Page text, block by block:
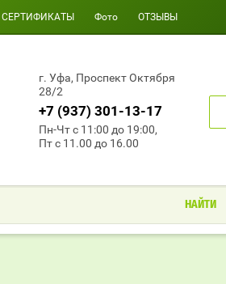
СЕРТИФИКАТЫ Фото ОТЗЫВЫ
г. Уфа, Проспект Октября
28/2
+7 (937) 301-13-17
Пн-Чт с 11:00 до 19:00,
Пт с 11.00 до 16.00